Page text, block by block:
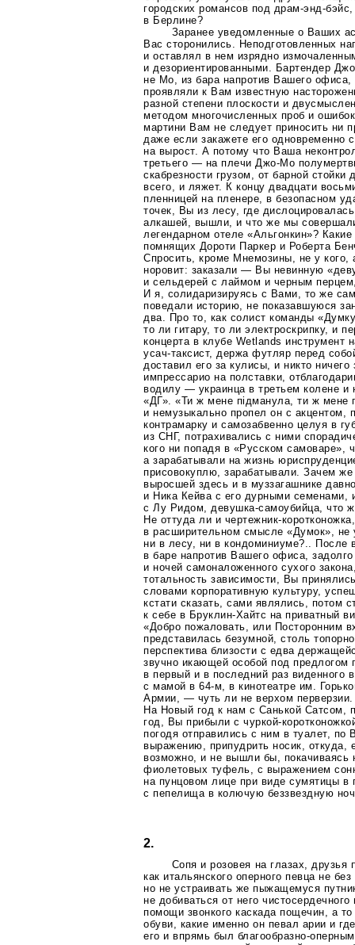
городских романсов под драм-энд-
в Берлине?
Заранее уведомленные о Ваших
Вас сторонились. Неподготовленных
и оставлял в нем изрядно
и дезориентированными. Бартендер
не Мо, из бара напротив Вашего офиса,
проявляли к Вам известную
разной степени плоскости и
методом многочисленных проб и
мартини Вам не следует приносить ни
даже если закажете его одновременно
на вырост. А потому что Ваша
третьего — на плечиДжо-Мо
скабрезности грузом, от барной стойки
всего, и ляжет. К концу двадцати
пленницей на пленере, в безопасном
точек, Вы из лесу, где
алкашей, вышли, и что же мы
легендарном отеле «Альгонкин»?
помнящих Дороти Паркер и Роберта
Спросить, кроме Мнемозины, не у кого,
норовит: заказали — Вы невинную
и сельдерей с лаймом и черным
И я, солидаризируясь с Вами, то же
поведали историю, не показавшуюся
два. Про то, как солист команды
то ли гитару, то ли электроскрипку, и
концерта в клубе Wetlands
усач-таксист, держа футляр перед
доставил его за кулисы, и никто
импрессарио на полставки,
водилу — украинца в третьем колене и
«ДГ». «Ти ж мене пiдманула, ти ж мене
и немузыкально пропел он с акцентом,
контрамарку и самозабвенно целуя в
из СНГ, потрахивались с ними
кого ни попадя в «Русском самоваре»,
а зарабатывали на жизнь
присовокуплю, зарабатывали. Зачем
выросшей здесь и в муззагашнике
и Ника Кейва с его дурными семенами,
с Лу Ридом,девушка-самоубийца, что ж
Не оттуда ли и чертежник-коротконожка
в расширительном смысле «Думок», не
ни в лесу, ни в кондоминиуме?.. После
в баре напротив Вашего офиса,
и ночей самоналоженного сухого
тотальность зависимости, Вы
словами корпоративную культуру,
кстати сказать, сами являлись, потом
к себе в Бруклин-Хайтс на приватный
«Добро пожаловать, или Посторонним
представилась безумной, столь
перспектива близости с едва
звучно икающей особой под
в первый и в последний раз виденного
с мамой в64-м, в кинотеатре им.
Армии, — чуть ли не верхом
На Новый год к нам с Санькой Сатсом,
год, Вы прибыли счуркой-
погодя отправились с ним в туалет, по
выражению, припудрить носик, откуда,
возможно, и не вышли бы, покачиваясь
фиолетовых туфель, с выражением
на пунцовом лице при виде сумятицы
с пепелища в колючую беззвездную
2.
Сопя и розовея на глазах, друзья
как итальянского оперного певца не
но не устраивать же пыжащемуся
не добиваться от него
помощи звонкого каскада пощечин, а
обуви, какие именно он певал арии и
его и впрямь был благообразно-оперным